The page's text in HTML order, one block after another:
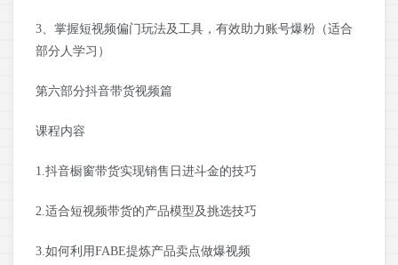
3、掌握短视频偏门玩法及工具，有效助力账号爆粉（适合
部分人学习）
第六部分抖音带货视频篇
课程内容
1.抖音橱窗带货实现销售日进斗金的技巧
2.适合短视频带货的产品模型及挑选技巧
3.如何利用FABE提炼产品卖点做爆视频